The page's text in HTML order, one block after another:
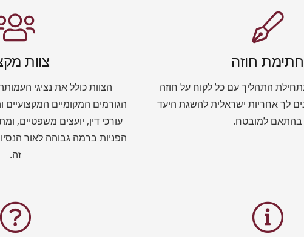
חתימת חוזה
התהליך עם כל לקוח על חוזה
לך אחריות ישראלית להשגת היעד
בהתאם למובטח.
צוות
הצוות כולל את נציגי
הגורמים המקומיים המקצועיים
עורכי דין, יועצים משפטיים,
הפניות ברמה גבוהה לאור
זה.